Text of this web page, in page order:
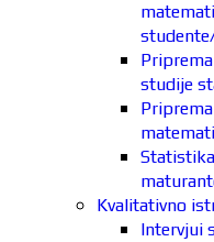
studije
Kvalitativno
Intervjui